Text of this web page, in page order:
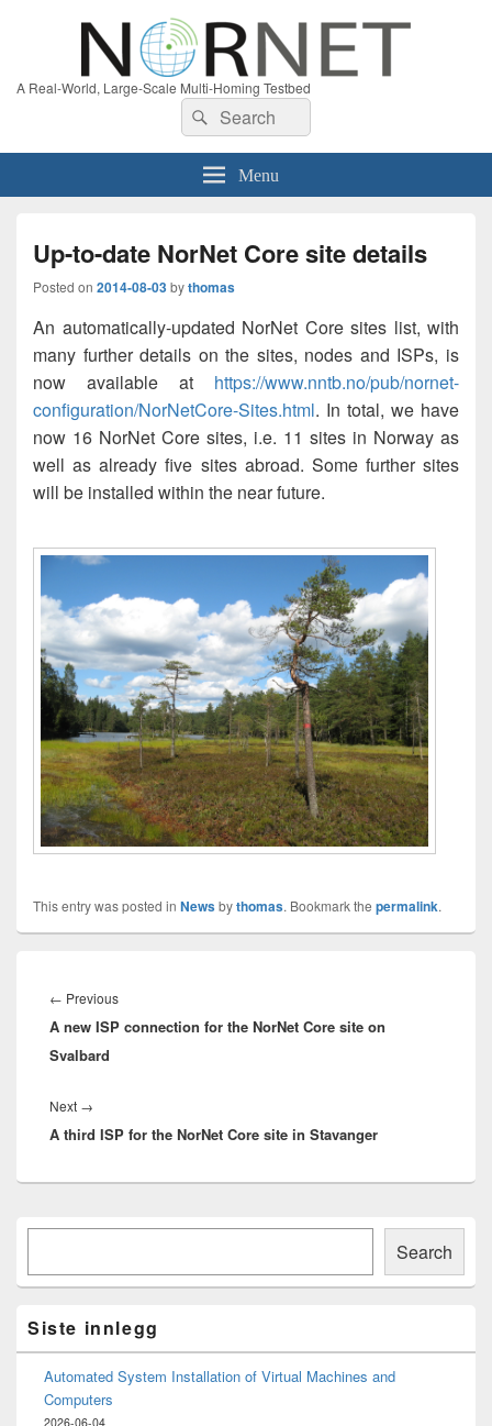
A Real-World, Large-Scale Multi-Homing Testbed
Search
for:
Search
Menu
Up-to-date NorNet Core site details
Posted on 2014-08-03bythomas
An automatically-updated NorNet Core sites list, with
many further details on the sites, nodes and ISPs, is
now available at https://www.nntb.no/pub/nornet-
configuration/NorNetCore-Sites.html. In total, we have
now 16 NorNet Core sites, i.e. 11 sites in Norway as
well as already five sites abroad. Some further sites
will be installed within the near future.
This entry was posted in Newsbythomas. Bookmark the permalink.
← PreviousPrevious
post:
A new ISP connection for the NorNet Core site on
Svalbard
Next →
post:
A third ISP for the NorNet Core site in Stavanger
Primary
Area
Search
Siste innlegg
Automated System Installation of Virtual Machines and
Computers
2026-06-04